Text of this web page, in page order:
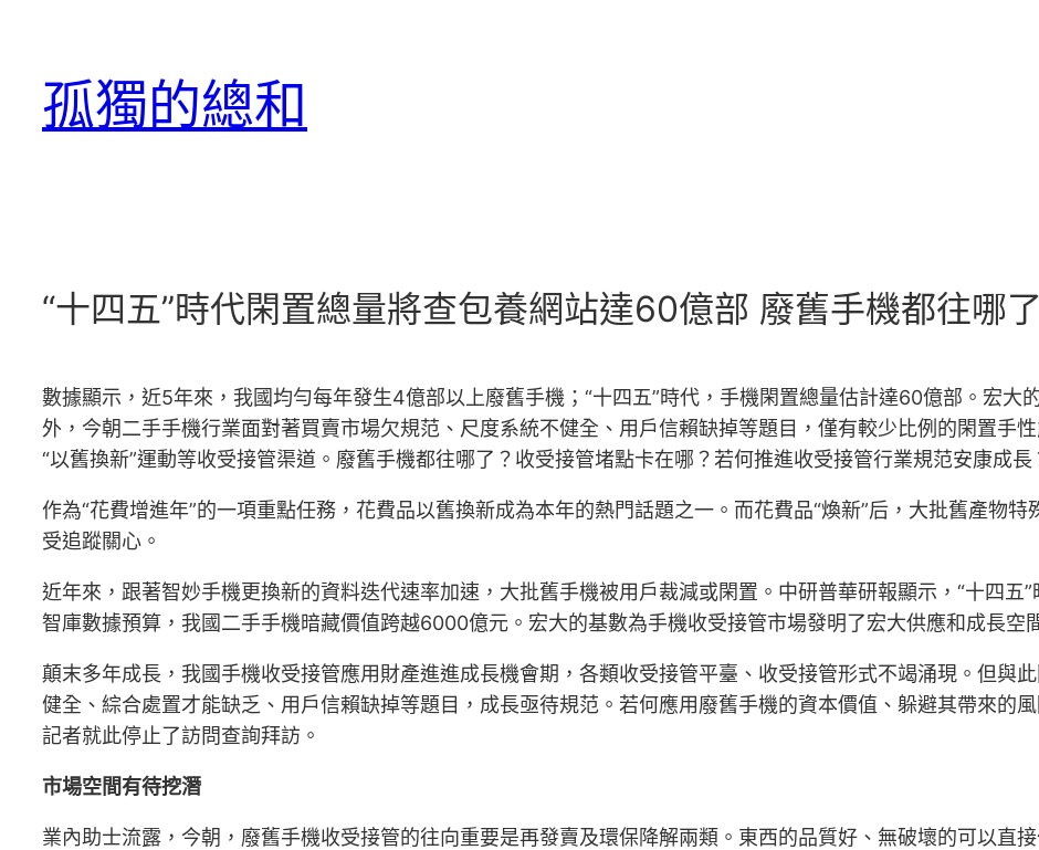
孤獨的總和
“十四五”時代閑置總量將查包養網站達60億部 廢舊手機都往哪
數據顯示，近5年來，我國均勻每年發生4億部以上廢舊手機；“十四五”時代，手機閑置總量估計達60億部。宏大
外，今朝二手手機行業面對著買賣市場欠規范、尺度系統不健全、用戶信賴缺掉等題目，僅有較少比例的閑置手
“以舊換新”運動等收受接管渠道。廢舊手機都往哪了？收受接管堵點卡在哪？若何推進收受接管行業規范安康成長
作為“花費增進年”的一項重點任務，花費品以舊換新成為本年的熱門話題之一。而花費品“煥新”后，大批舊產物
受追蹤關心。
近年來，跟著智妙手機更換新的資料迭代速率加速，大批舊手機被用戶裁減或閑置。中研普華研報顯示，“十四五
智庫數據預算，我國二手手機暗藏價值跨越6000億元。宏大的基數為手機收受接管市場發明了宏大供應和成長空
顛末多年成長，我國手機收受接管應用財產進進成長機會期，各類收受接管平臺、收受接管形式不竭涌現。但與
健全、綜合處置才能缺乏、用戶信賴缺掉等題目，成長亟待規范。若何應用廢舊手機的資本價值、躲避其帶來的
記者就此停止了訪問查詢拜訪。
市場空間有待挖潛
業內助士流露，今朝，廢舊手機收受接管的往向重要是再發賣及環保降解兩類。東西的品質好、無破壞的可以直